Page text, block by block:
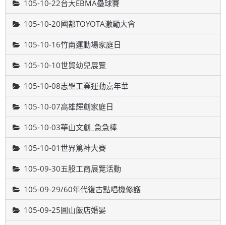
105-10-22台大EBMA壘球賽
105-10-20國都TOYOTA激勵大會
105-10-16竹南運動場家庭日
105-10-10世貿幼兒展覽
105-10-08志聖工業運動嘉年華
105-10-07高雄輝創家庭日
105-10-03華山文創_急急棒
105-10-01世界篤神大賽
105-09-30五股工商展覽活動
105-09-29/60年代復古點唱機修護
105-09-25圓山飯店婚晏